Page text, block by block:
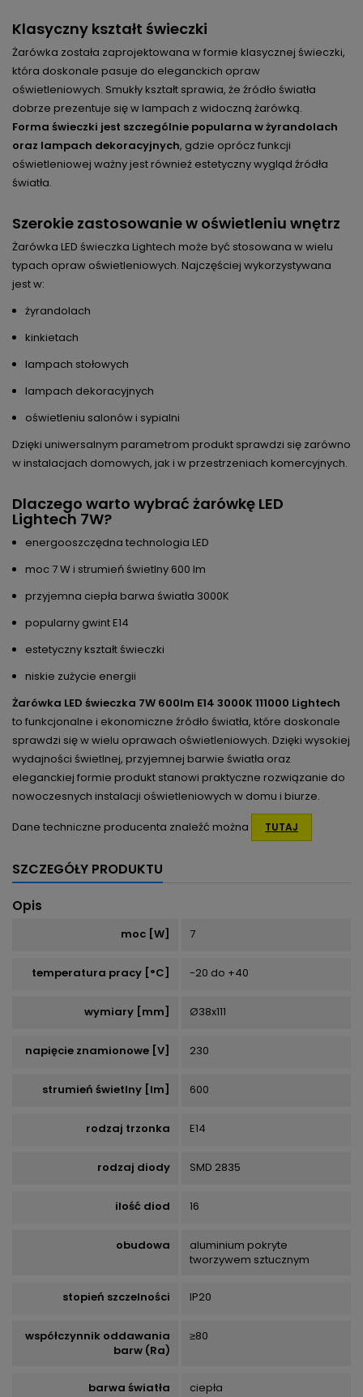
Klasyczny kształt świeczki
Żarówka została zaprojektowana w formie klasycznej świeczki,
która doskonale pasuje do eleganckich opraw
oświetleniowych. Smukły kształt sprawia, że źródło światła
dobrze prezentuje się w lampach z widoczną żarówką.
Forma świeczki jest szczególnie popularna w żyrandolach
oraz lampach dekoracyjnych, gdzie oprócz funkcji
oświetleniowej ważny jest również estetyczny wygląd źródła
światła.
Szerokie zastosowanie w oświetleniu wnętrz
Żarówka LED świeczka Lightech może być stosowana w wielu
typach opraw oświetleniowych. Najczęściej wykorzystywana
jest w:
żyrandolach
kinkietach
lampach stołowych
lampach dekoracyjnych
oświetleniu salonów i sypialni
Dzięki uniwersalnym parametrom produkt sprawdzi się zarówno
w instalacjach domowych, jak i w przestrzeniach komercyjnych.
Dlaczego warto wybrać żarówkę LED
Lightech 7W?
energooszczędna technologia LED
moc 7 W i strumień świetlny 600 lm
przyjemna ciepła barwa światła 3000K
popularny gwint E14
estetyczny kształt świeczki
niskie zużycie energii
Żarówka LED świeczka 7W 600lm E14 3000K 111000 Lightech
to funkcjonalne i ekonomiczne źródło światła, które doskonale
sprawdzi się w wielu oprawach oświetleniowych. Dzięki wysokiej
wydajności świetlnej, przyjemnej barwie światła oraz
eleganckiej formie produkt stanowi praktyczne rozwiązanie do
nowoczesnych instalacji oświetleniowych w domu i biurze.
Dane techniczne producenta znaleźć można
TUTAJ
SZCZEGÓŁY PRODUKTU
Opis
moc [W] 7
temperatura pracy [°C] -20 do +40
wymiary [mm] Ø38x111
napięcie znamionowe [V] 230
strumień świetlny [lm] 600
rodzaj trzonka E14
rodzaj diody SMD 2835
ilość diod 16
obudowa
aluminium pokryte
tworzywem sztucznym
stopień szczelności IP20
współczynnik oddawania
barw (Ra)
≥80
barwa światła ciepła